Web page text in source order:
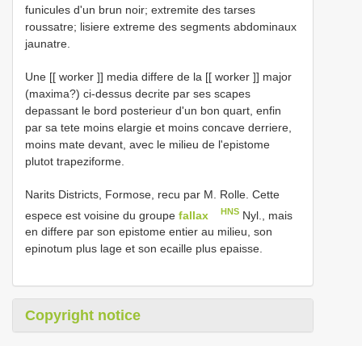
funicules d'un brun noir; extremite des tarses
roussatre; lisiere extreme des segments abdominaux
jaunatre.
Une [[ worker ]] media differe de la [[ worker ]] major
(maxima?) ci-dessus decrite par ses scapes
depassant le bord posterieur d'un bon quart, enfin
par sa tete moins elargie et moins concave derriere,
moins mate devant, avec le milieu de l'epistome
plutot trapeziforme.
Narits Districts, Formose, recu par M. Rolle. Cette
espece est voisine du groupe fallax HNS Nyl., mais
en differe par son epistome entier au milieu, son
epinotum plus lage et son ecaille plus epaisse.
Copyright notice